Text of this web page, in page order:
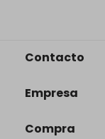
Contacto
Empresa
Compra